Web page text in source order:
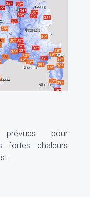
prévues pour
fortes chaleurs